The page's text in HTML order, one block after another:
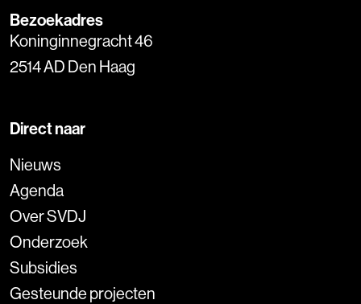
Bezoekadres
Koninginnegracht 46
2514 AD Den Haag
Direct naar
Nieuws
Agenda
Over SVDJ
Onderzoek
Subsidies
Gesteunde projecten